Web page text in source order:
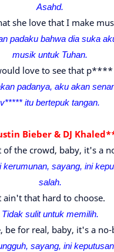
Asahd.
she love that I make
padaku bahwa dia suka
musik untuk Tuhan.
love to see that p****
padanya, aku akan
v***** itu bertepuk tangan.
Bieber & DJ
of the crowd, baby, it's a
kerumunan, sayang, ini
salah.
ain't that hard to choose.
Tidak sulit untuk memilih.
be for real, baby, it's a
sayang, ini